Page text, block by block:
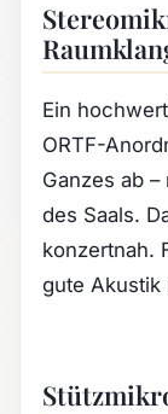
Ein
ORTF-
Ganzes ab
des Saals.
konzertnah.
gute Akustik